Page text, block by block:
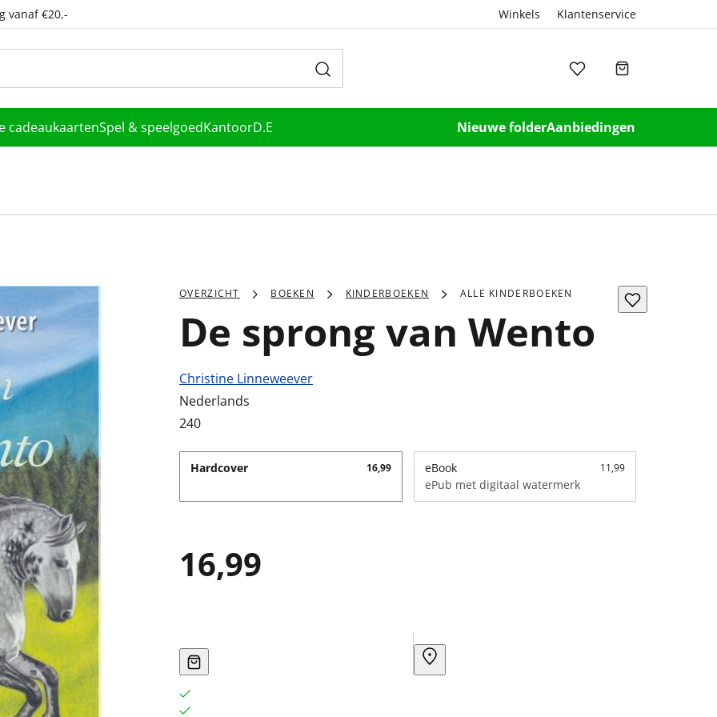
vanaf €20,- Winkels Klantenservice
cadeaukaartenSpel & speelgoedKantoorD.E Nieuwe folderAanbiedingen
OVERZICHT BOEKEN KINDERBOEKEN ALLE KINDERBOEKEN
De sprong van Wento
Christine Linneweever
Nederlands
240
Hardcover 16,99 eBook 11,99
ePub met digitaal watermerk
16,99